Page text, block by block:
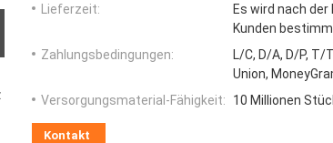
Lieferzeit:
Es wird nach
Kunden
Zahlungsbedingungen:
L/C, D/A, D/P, T/
Union,
Versorgungsmaterial-Fähigkeit:
10 Millionen
Kontakt